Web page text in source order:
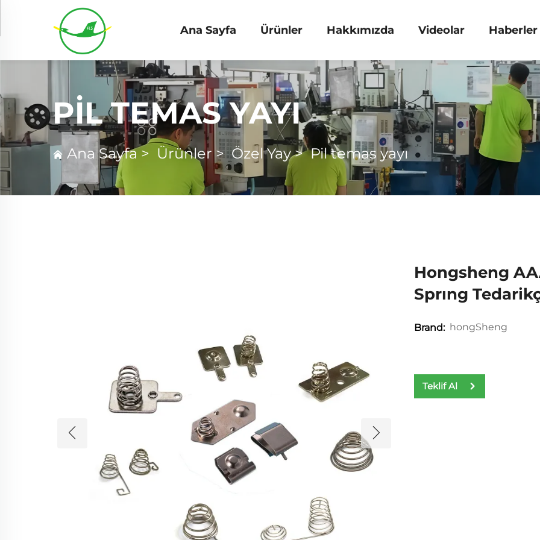
Ana Sayfa Ürünler Hakkımızda Videolar Haberler
PIL TEMAS YAYI
Ana Sayfa> Ürünler>Özel Yay>Pil temas yayı
Hongsheng
Sprıng
Brand: hongSheng
Teklif Al